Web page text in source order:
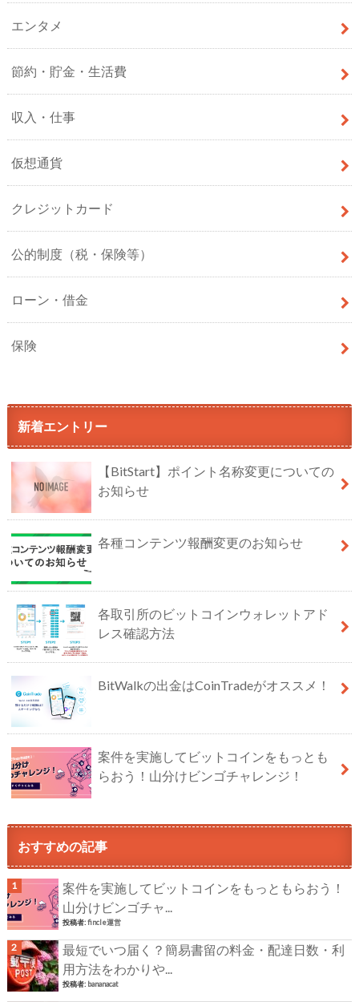
エンタメ
節約・貯金・生活費
収入・仕事
仮想通貨
クレジットカード
公的制度（税・保険等）
ローン・借金
保険
新着エントリー
【BitStart】ポイント名称変更についての
お知らせ
各種コンテンツ報酬変更のお知らせ
各取引所のビットコインウォレットアド
レス確認方法
BitWalkの出金はCoinTradeがオススメ！
案件を実施してビットコインをもっとも
らおう！山分けビンゴチャレンジ！
おすすめの記事
案件を実施してビットコインをもっともらおう！
山分けビンゴチャ...
投稿者:fincle運営
最短でいつ届く？簡易書留の料金・配達日数・利
用方法をわかりや...
投稿者: bananacat